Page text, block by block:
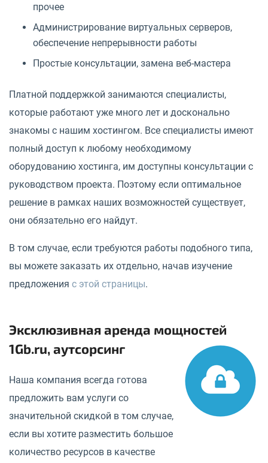
прочее
Администрирование виртуальных серверов,
обеспечение непрерывности работы
Простые консультации, замена веб-мастера
Платной поддержкой занимаются специалисты,
которые работают уже много лет и досконально
знакомы с нашим хостингом. Все специалисты имеют
полный доступ к любому необходимому
оборудованию хостинга, им доступны консультации с
руководством проекта. Поэтому если оптимальное
решение в рамках наших возможностей существует,
они обязательно его найдут.
В том случае, если требуются работы подобного типа,
вы можете заказать их отдельно, начав изучение
предложения с этой страницы.
Эксклюзивная аренда мощностей
1Gb.ru, аутсорсинг
Наша компания всегда готова
предложить вам услуги со
значительной скидкой в том случае,
если вы хотите разместить большое
количество ресурсов в качестве